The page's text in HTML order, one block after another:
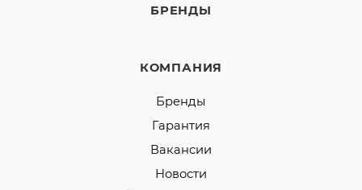
БРЕНДЫ
КОМПАНИЯ
Бренды
Гарантия
Вакансии
Новости